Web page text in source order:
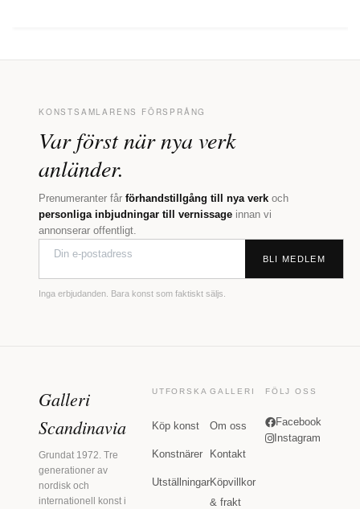
KONSTSAMLARENS FÖRSPRÅNG
Var först när nya verk
anländer.
Prenumeranter får förhandstillgång till nya verk och
personliga inbjudningar till vernissage innan vi
annonserar offentligt.
BLI MEDLEM
Inga erbjudanden. Bara konst som faktiskt säljs.
Galleri
Scandinavia
Grundat 1972. Tre
generationer av
nordisk och
internationell konst i
UTFORSKA
Köp konst
Konstnärer
Utställningar
GALLERI
Om oss
Kontakt
Köpvillkor
& frakt
FÖLJ OSS
Facebook
Instagram